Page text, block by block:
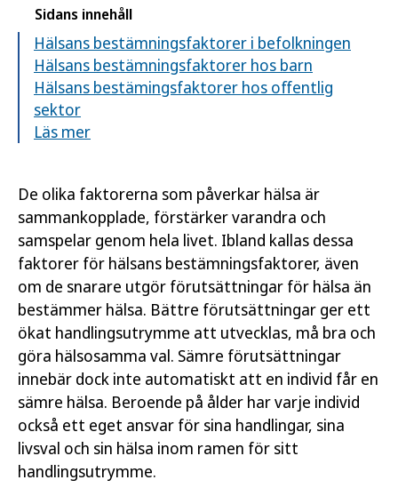
Sidans innehåll
Hälsans bestämningsfaktorer i befolkningen
Hälsans bestämningsfaktorer hos barn
Hälsans bestämingsfaktorer hos offentlig
sektor
Läs mer
De olika faktorerna som påverkar hälsa är
sammankopplade, förstärker varandra och
samspelar genom hela livet. Ibland kallas dessa
faktorer för hälsans bestämningsfaktorer, även
om de snarare utgör förutsättningar för hälsa än
bestämmer hälsa. Bättre förutsättningar ger ett
ökat handlingsutrymme att utvecklas, må bra och
göra hälsosamma val. Sämre förutsättningar
innebär dock inte automatiskt att en individ får en
sämre hälsa. Beroende på ålder har varje individ
också ett eget ansvar för sina handlingar, sina
livsval och sin hälsa inom ramen för sitt
handlingsutrymme.